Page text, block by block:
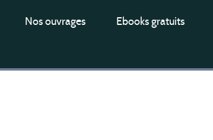
Nos ouvrages Ebooks gratuits